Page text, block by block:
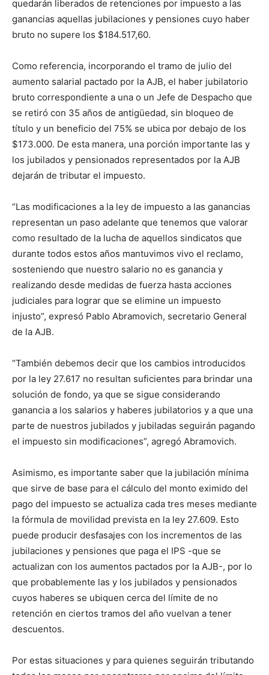
quedarán liberados de retenciones por impuesto a las
ganancias aquellas jubilaciones y pensiones cuyo haber
bruto no supere los $184.517,60.
Como referencia, incorporando el tramo de julio del
aumento salarial pactado por la AJB, el haber jubilatorio
bruto correspondiente a una o un Jefe de Despacho que
se retiró con 35 años de antigüedad, sin bloqueo de
título y un beneficio del 75% se ubica por debajo de los
$173.000. De esta manera, una porción importante las y
los jubilados y pensionados representados por la AJB
dejarán de tributar el impuesto.
“Las modificaciones a la ley de impuesto a las ganancias
representan un paso adelante que tenemos que valorar
como resultado de la lucha de aquellos sindicatos que
durante todos estos años mantuvimos vivo el reclamo,
sosteniendo que nuestro salario no es ganancia y
realizando desde medidas de fuerza hasta acciones
judiciales para lograr que se elimine un impuesto
injusto”, expresó Pablo Abramovich, secretario General
de la AJB.
“También debemos decir que los cambios introducidos
por la ley 27.617 no resultan suficientes para brindar una
solución de fondo, ya que se sigue considerando
ganancia a los salarios y haberes jubilatorios y a que una
parte de nuestros jubilados y jubiladas seguirán pagando
el impuesto sin modificaciones”, agregó Abramovich.
Asimismo, es importante saber que la jubilación mínima
que sirve de base para el cálculo del monto eximido del
pago del impuesto se actualiza cada tres meses mediante
la fórmula de movilidad prevista en la ley 27.609. Esto
puede producir desfasajes con los incrementos de las
jubilaciones y pensiones que paga el IPS -que se
actualizan con los aumentos pactados por la AJB-, por lo
que probablemente las y los jubilados y pensionados
cuyos haberes se ubiquen cerca del límite de no
retención en ciertos tramos del año vuelvan a tener
descuentos.
Por estas situaciones y para quienes seguirán tributando